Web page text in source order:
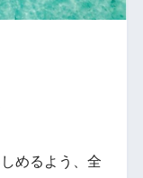
めるよう、全